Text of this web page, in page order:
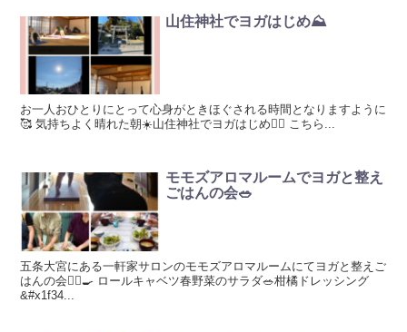
山住神社でヨガはじめ⛰️
お一人おひとりにとって心身がときほぐされる時間となりますように
🥰 気持ちよく晴れた朝☀️山住神社でヨガはじめ🧘‍♀️ こちら...
モモズアロマルームでヨガと整え
ごはんの会🥗
五条大宮にある一軒家サロンのモモズアロマルームにてヨガと整えご
はんの会🧘‍♀️🍳 ロールキャベツ春野菜のサラダ🥗柑橘ドレッシング
&#x1f34...